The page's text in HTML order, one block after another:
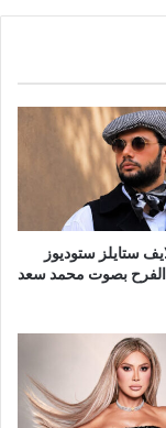
ستايلز ستوديوز
الفرح بصوت محمد سعد